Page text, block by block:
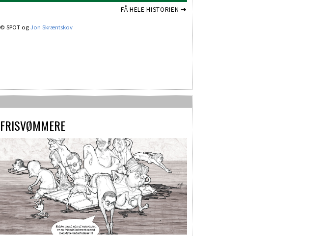
FÅ HELE HISTORIEN ➔
© SPOT ogJon Skræntskov
FRISVØMMERE